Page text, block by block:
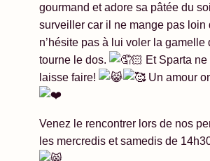
gourmand et adore sa pâtée du
surveiller car il ne mange pas loin
n’hésite pas à lui voler la gamelle
tourne le dos.
Et Sparta
laisse faire!
Un amour
Venez le rencontrer lors de nos
les mercredis et samedis de